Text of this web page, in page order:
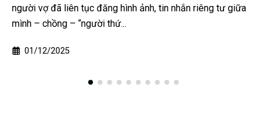
ảnh, tin nhắn riêng tư giữa
hề có hợp đồng. Ví dụ